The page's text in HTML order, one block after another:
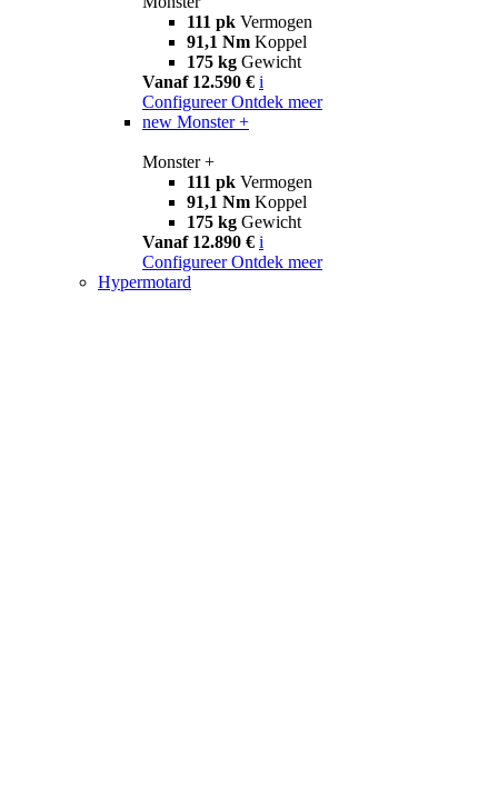
111 pk Vermogen
91,1 Nm Koppel
175 kg Gewicht
Vanaf 12.590 € i
Configureer Ontdek meer
new Monster +
Monster +
111 pk Vermogen
91,1 Nm Koppel
175 kg Gewicht
Vanaf 12.890 € i
Configureer Ontdek meer
Hypermotard